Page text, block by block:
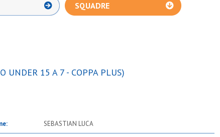
SQUADRE
UNDER 15 A 7 - COPPA PLUS)
SEBASTIAN LUCA